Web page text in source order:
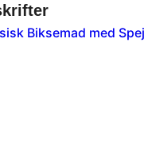
Biksemad med